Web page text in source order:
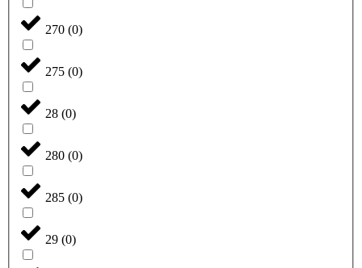
270 (0)
275 (0)
28 (0)
280 (0)
285 (0)
29 (0)